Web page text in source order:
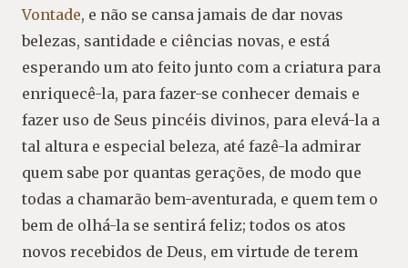
Vontade, e não se cansa jamais de dar novas
belezas, santidade e ciências novas, e está
esperando um ato feito junto com a criatura para
enriquecê-la, para fazer-se conhecer demais e
fazer uso de Seus pincéis divinos, para elevá-la a
tal altura e especial beleza, até fazê-la admirar
quem sabe por quantas gerações, de modo que
todas a chamarão bem-aventurada, e quem tem o
bem de olhá-la se sentirá feliz; todos os atos
novos recebidos de Deus, em virtude de terem